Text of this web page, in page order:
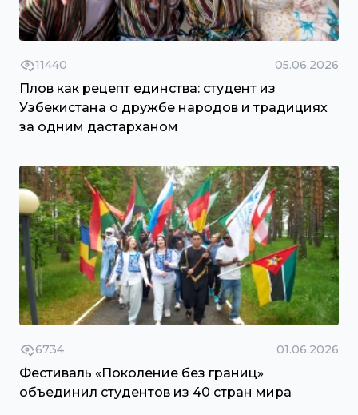
11440 05.06.2026
Плов как рецепт единства: студент из
Узбекистана о дружбе народов и традициях
за одним дастарханом
6734 01.06.2026
Фестиваль «Поколение без границ»
объединил студентов из 40 стран мира